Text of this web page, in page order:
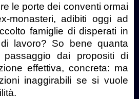
le porte dei conventi ormai
monasteri, adibiti oggi ad
famiglie di disperati in
lavoro? So bene quanta
dai propositi di
effettiva, concreta: ma
inaggirabili se si vuole